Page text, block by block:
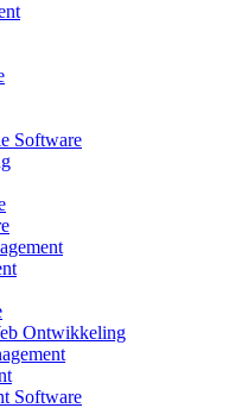
Software
Ontwikkeling
Software